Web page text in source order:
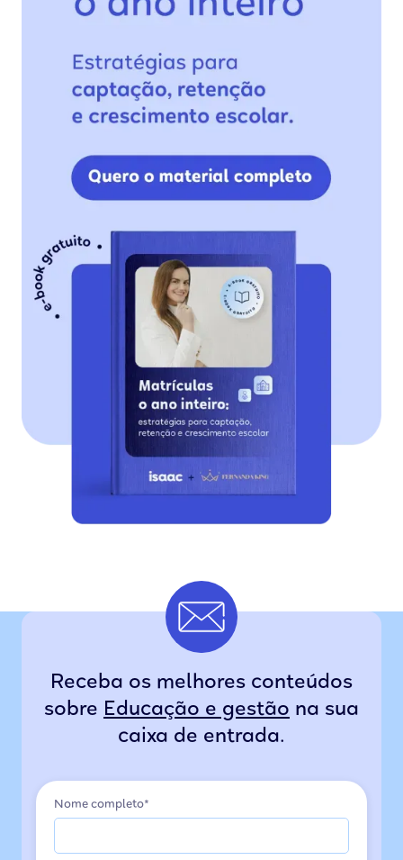
Receba os melhores conteúdos
sobre Educação e gestão na sua
caixa de entrada.
Nome completo*